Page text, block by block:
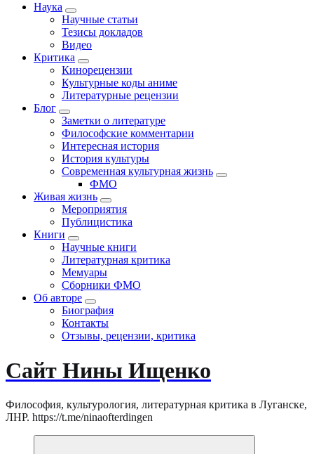
Наука
Научные статьи
Тезисы докладов
Видео
Критика
Кинорецензии
Культурные коды аниме
Литературные рецензии
Блог
Заметки о литературе
Философские комментарии
Интересная история
История культуры
Современная культурная жизнь
ФМО
Живая жизнь
Мероприятия
Публицистика
Книги
Научные книги
Литературная критика
Мемуары
Сборники ФМО
Об авторе
Биография
Контакты
Отзывы, рецензии, критика
Сайт Нины Ищенко
Философия, культурология, литературная критика в Луганске,
ЛНР. https://t.me/ninaofterdingen